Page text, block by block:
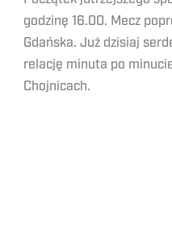
godzinę 16.00. Mecz
Gdańska. Już dzisiaj
relację minuta po
Chojnicach.